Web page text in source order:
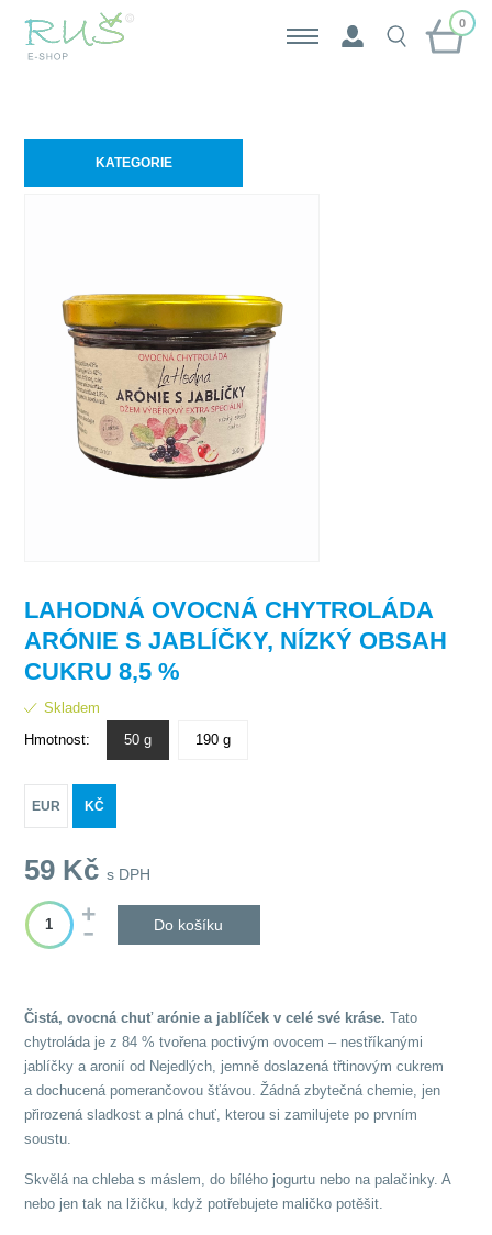
0
KATEGORIE
LAHODNÁ OVOCNÁ CHYTROLÁDA
ARÓNIE S JABLÍČKY, NÍZKÝ OBSAH
CUKRU 8,5 %
Skladem
Hmotnost:
50 g 190 g
EUR KČ
59 Kčs DPH
Do košíku
Čistá, ovocná chuť arónie a jablíček v celé své kráse. Tato
chytroláda je z 84 % tvořena poctivým ovocem – nestříkanými
jablíčky a aronií od Nejedlých, jemně doslazená třtinovým cukrem
a dochucená pomerančovou šťávou. Žádná zbytečná chemie, jen
přirozená sladkost a plná chuť, kterou si zamilujete po prvním
soustu.
Skvělá na chleba s máslem, do bílého jogurtu nebo na palačinky. A
nebo jen tak na lžičku, když potřebujete maličko potěšit.